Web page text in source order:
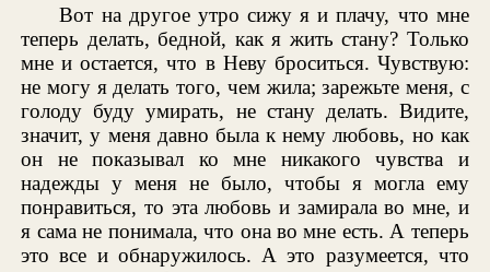
Вот на другое утро сижу я и плачу, что мне
теперь делать, бедной, как я жить стану? Только
мне и остается, что в Неву броситься. Чувствую:
не могу я делать того, чем жила; зарежьте меня, с
голоду буду умирать, не стану делать. Видите,
значит, у меня давно была к нему любовь, но как
он не показывал ко мне никакого чувства и
надежды у меня не было, чтобы я могла ему
понравиться, то эта любовь и замирала во мне, и
я сама не понимала, что она во мне есть. А теперь
это все и обнаружилось. А это разумеется, что